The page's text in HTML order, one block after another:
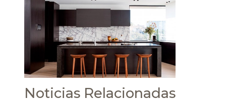
Noticias Relacionadas